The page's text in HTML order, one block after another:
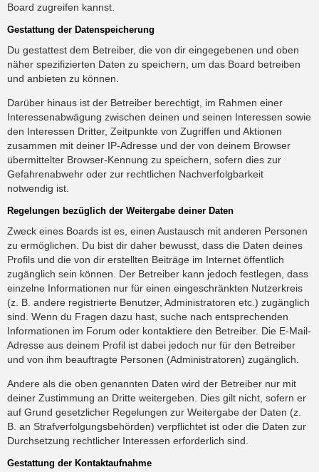
Board zugreifen kannst.
Gestattung der Datenspeicherung
Du gestattest dem Betreiber, die von dir eingegebenen und oben
näher spezifizierten Daten zu speichern, um das Board betreiben
und anbieten zu können.
Darüber hinaus ist der Betreiber berechtigt, im Rahmen einer
Interessenabwägung zwischen deinen und seinen Interessen sowie
den Interessen Dritter, Zeitpunkte von Zugriffen und Aktionen
zusammen mit deiner IP-Adresse und der von deinem Browser
übermittelter Browser-Kennung zu speichern, sofern dies zur
Gefahrenabwehr oder zur rechtlichen Nachverfolgbarkeit
notwendig ist.
Regelungen bezüglich der Weitergabe deiner Daten
Zweck eines Boards ist es, einen Austausch mit anderen Personen
zu ermöglichen. Du bist dir daher bewusst, dass die Daten deines
Profils und die von dir erstellten Beiträge im Internet öffentlich
zugänglich sein können. Der Betreiber kann jedoch festlegen, dass
einzelne Informationen nur für einen eingeschränkten Nutzerkreis
(z. B. andere registrierte Benutzer, Administratoren etc.) zugänglich
sind. Wenn du Fragen dazu hast, suche nach entsprechenden
Informationen im Forum oder kontaktiere den Betreiber. Die E-Mail-
Adresse aus deinem Profil ist dabei jedoch nur für den Betreiber
und von ihm beauftragte Personen (Administratoren) zugänglich.
Andere als die oben genannten Daten wird der Betreiber nur mit
deiner Zustimmung an Dritte weitergeben. Dies gilt nicht, sofern er
auf Grund gesetzlicher Regelungen zur Weitergabe der Daten (z.
B. an Strafverfolgungsbehörden) verpflichtet ist oder die Daten zur
Durchsetzung rechtlicher Interessen erforderlich sind.
Gestattung der Kontaktaufnahme